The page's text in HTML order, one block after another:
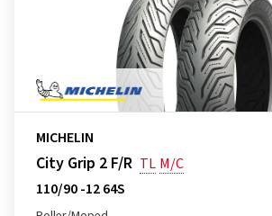
MICHELIN
City Grip 2 F/R TL M/C
110/90 -12 64S